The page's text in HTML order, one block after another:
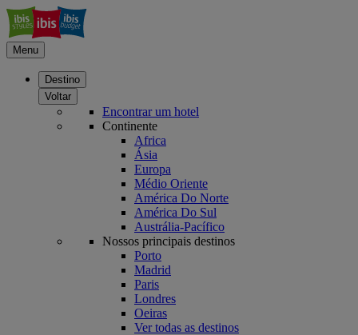
Menu
Destino
Voltar
Encontrar um hotel
Continente
Africa
Ásia
Europa
Médio Oriente
América Do Norte
América Do Sul
Austrália-Pacífico
Nossos principais destinos
Porto
Madrid
Paris
Londres
Oeiras
Ver todas as destinos